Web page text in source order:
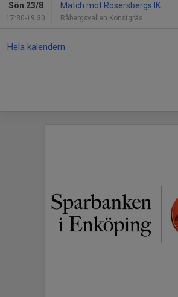
Sön 23/8
17:30-19:30
Match mot Rosersbergs IK
Råbergsvallen Konstgräs
Hela kalendern